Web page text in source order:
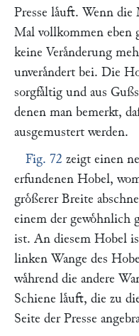
Presse laͤuft. Wenn die
Mal vollkommen eben
keine Veraͤnderung
unveraͤndert bei. Die
sorgfaͤltig und aus
denen man bemerkt,
ausgemustert werden.
Fig. 72 zeigt einen
erfundenen Hobel,
groͤßerer Breite
einem der gewoͤhnlich
ist. An diesem Hobel
linken Wange des
waͤhrend die andere
Schiene laͤuft, die zu
Seite der Presse